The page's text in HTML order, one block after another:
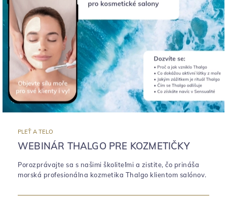
PLEŤ A TELO
WEBINÁR THALGO PRE KOZMETIČKY
Porozprávajte sa s našimi školiteľmi a zistite, čo prináša
morská profesionálna kozmetika Thalgo klientom salónov.